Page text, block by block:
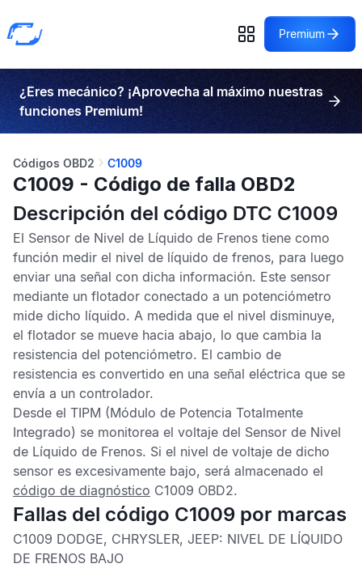
Premium
¿Eres mecánico? ¡Aprovecha al máximo nuestras
funciones Premium!
Códigos OBD2 C1009
C1009 - Código de falla OBD2
Descripción del código DTC C1009
El Sensor de Nivel de Líquido de Frenos tiene como
función medir el nivel de líquido de frenos, para luego
enviar una señal con dicha información. Este sensor
mediante un flotador conectado a un potenciómetro
mide dicho líquido. A medida que el nivel disminuye,
el flotador se mueve hacia abajo, lo que cambia la
resistencia del potenciómetro. El cambio de
resistencia es convertido en una señal eléctrica que se
envía a un controlador.
Desde el TIPM (Módulo de Potencia Totalmente
Integrado) se monitorea el voltaje del Sensor de Nivel
de Líquido de Frenos. Si el nivel de voltaje de dicho
sensor es excesivamente bajo, será almacenado el
código de diagnóstico C1009 OBD2.
Fallas del código C1009 por marcas
C1009 DODGE, CHRYSLER, JEEP: NIVEL DE LÍQUIDO
DE FRENOS BAJO